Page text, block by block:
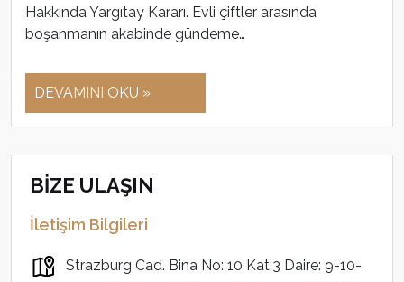
Hakkında Yargıtay Kararı. Evli çiftler arasında
boşanmanın akabinde gündeme…
DEVAMINI OKU »
BİZE ULAŞIN
İletişim Bilgileri
Strazburg Cad. Bina No: 10 Kat:3 Daire: 9-10-